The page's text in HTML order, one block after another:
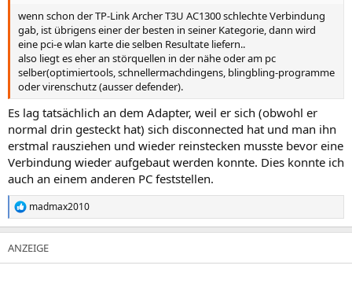
wenn schon der TP-Link Archer T3U AC1300 schlechte Verbindung
gab, ist übrigens einer der besten in seiner Kategorie, dann wird
eine pci-e wlan karte die selben Resultate liefern..
also liegt es eher an störquellen in der nähe oder am pc
selber(optimiertools, schnellermachdingens, blingbling-programme
oder virenschutz (ausser defender).
Es lag tatsächlich an dem Adapter, weil er sich (obwohl er
normal drin gesteckt hat) sich disconnected hat und man ihn
erstmal rausziehen und wieder reinstecken musste bevor eine
Verbindung wieder aufgebaut werden konnte. Dies konnte ich
auch an einem anderen PC feststellen.
R
e
a
k
t
madmax2010